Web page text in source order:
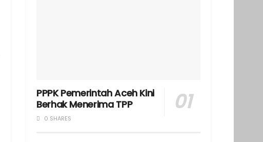
PPPK Pemerintah Aceh Kini
Berhak Menerima TPP
0 SHARES